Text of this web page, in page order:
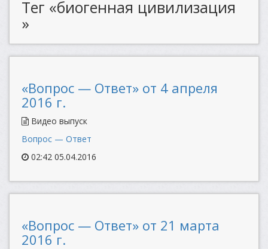
Тег «биогенная цивилизация
»
«Вопрос — Ответ» от 4 апреля
2016 г.
Видео выпуск
Вопрос — Ответ
02:42 05.04.2016
«Вопрос — Ответ» от 21 марта
2016 г.